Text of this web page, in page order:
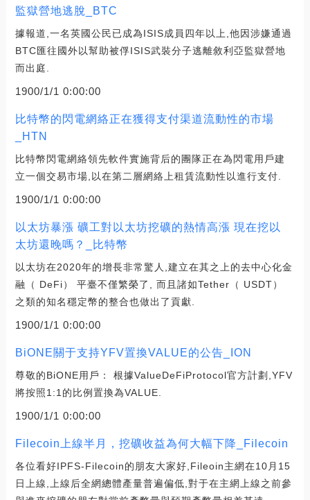
監獄營地逃脫_BTC
據報道,一名英國公民已成為ISIS成員四年以上,他因涉嫌通過
BTC匯往國外以幫助被俘ISIS武裝分子逃離敘利亞監獄營地
而出庭.
1900/1/1 0:00:00
比特幣的閃電網絡正在獲得支付渠道流動性的市場
_HTN
比特幣閃電網絡領先軟件實施背后的團隊正在為閃電用戶建
立一個交易市場,以在第二層網絡上租賃流動性以進行支付.
1900/1/1 0:00:00
以太坊暴漲 礦工對以太坊挖礦的熱情高漲 現在挖以
太坊還晚嗎？_比特幣
以太坊在2020年的增長非常驚人,建立在其之上的去中心化金
融（ DeFi） 平臺不僅繁榮了, 而且諸如Tether（ USDT）
之類的知名穩定幣的整合也做出了貢獻.
1900/1/1 0:00:00
BiONE關于支持YFV置換VALUE的公告_ION
尊敬的BiONE用戶： 根據ValueDeFiProtocol官方計劃,YFV
將按照1:1的比例置換為VALUE.
1900/1/1 0:00:00
Filecoin上線半月，挖礦收益為何大幅下降_Filecoin
各位看好IPFS-Filecoin的朋友大家好,Fileoin主網在10月15
日上線,上線后全網總體產量普遍偏低,對于在主網上線之前參